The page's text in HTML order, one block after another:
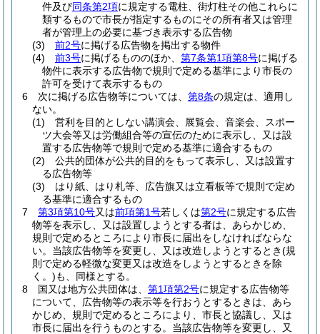
件及び同条第2項に規定する電柱、街灯柱その他これらに
類するもので市長が指定するものにその所有者又は管理
者が管理上の必要に基づき表示する広告物
(3)
前2号に掲げる広告物を掲出する物件
(4)
前3号に掲げるもののほか、 第7条第1項第8号に掲げる
物件に表示する広告物で規則で定める基準により市長の
許可を受けて表示するもの
6
次に掲げる広告物等については、 第8条の規定は、適用し
ない。
(1)
営利を目的としない講演会、展覧会、音楽会、スポー
ツ大会等又は労働組合等の宣伝のために表示し、又は設
置する広告物等で規則で定める基準に適合するもの
(2)
公共的団体が公共的目的をもって表示し、又は設置す
る広告物等
(3)
はり紙、はり札等、広告旗又は立看板等で規則で定め
る基準に適合するもの
7
第3項第10号又は前項第1号若しくは第2号に規定する広告
物等を表示し、又は設置しようとする者は、あらかじめ、
規則で定めるところにより市長に届出をしなければならな
い。 当該広告物等を変更し、又は改造しようとするとき(規
則で定める軽微な変更又は改造をしようとするときを除
く。)も、同様とする。
8
国又は地方公共団体は、 第1項第2号に規定する広告物等
について、広告物等の表示等を行おうとするときは、あら
かじめ、規則で定めるところにより、市長と協議し、又は
市長に届出を行うものとする。 当該広告物等を変更し、又